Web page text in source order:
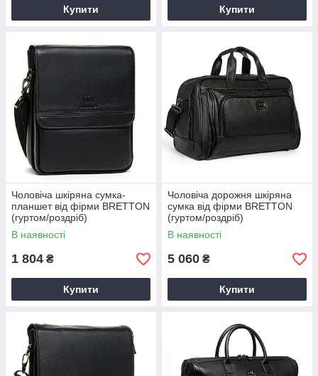
Купити Купити
Чоловіча шкіряна сумка-
планшет від фірми BRETTON
(гуртом/роздріб)
В наявності
1 804 ₴
Купити
Чоловіча дорожня шкіряна
сумка від фірми BRETTON
(гуртом/роздріб)
В наявності
5 060 ₴
Купити